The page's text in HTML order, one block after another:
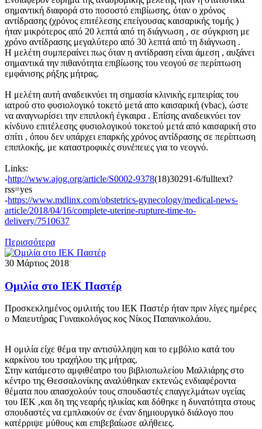
σημαντική διαφορά στο ποσοστό επιβίωσης, όταν ο χρόνος
αντίδρασης (χρόνος επιτέλεσης επείγουσας καισαρικής τομής )
ήταν μικρότερος από 20 λεπτά από τη διάγνωση , σε σύγκριση με
χρόνο αντίδρασης μεγαλύτερο από 30 λεπτά από τη διάγνωση .
Η μελέτη συμπεραίνει πως όταν η αντίδραση είναι άμεση , αυξάνει
σημαντικά την πιθανότητα επιβίωσης του νεογού σε περίπτωση
εμφάνισης ρήξης μήτρας.
Η μελέτη αυτή αναδεικνύει τη σημασία κλινικής εμπειρίας του
ιατρού στο φυσιολογικό τοκετό μετά απο καισαρική (vbac), ώστε
να αναγνωρίσει την επιπλοκή έγκαιρα . Επίσης αναδεικνύει τον
κίνδυνο επιτέλεσης φυσιολογικού τοκετού μετά από καισαρική στο
σπίτι , όπου δεν υπάρχει επαρκής χρόνος αντίδρασης σε περίπτωση
επιπλοκής, με καταστροφικές συνέπειες για το νεογνό.
Links:
-http://www.ajog.org/article/S0002-9378(18)30291-6/fulltext?
rss=yes
-https://www.mdlinx.com/obstetrics-gynecology/medical-news-
article/2018/04/16/complete-uterine-rupture-time-to-
delivery/7510637
Περισσότερα
30 Μάρτιος 2018
Ομιλία στο ΙΕΚ Παστέρ
Προσκεκλημένος ομιλιτής του ΙΕΚ Παστέρ ήταν πριν λίγες ημέρες
ο Μαιευτήρας Γυναικολόγος κος Νίκος Παπανικολάου.
Η ομιλία είχε θέμα την αντισύλληψη και το εμβόλιο κατά του
καρκίνου του τραχήλου της μήτρας.
Στην κατάμεστο αμφιθέατρο του βιβλιοπωλείου Μαλλιάρης στο
κέντρο της Θεσσαλονίκης αναλύθηκαν εκτενώς ενδιαφέροντα
θέματα που απασχολούν τους σπουδαστές επαγγελμάτων υγείας
του ΙΕΚ ,και δη της νεαρής ηλικίας και δόθηκε η δυνατότητα στους
σπουδαστές να εμπλακούν σε έναν δημιουργικό διάλογο που
κατέρριψε μύθους και επιβεβαίωσε αλήθειες.